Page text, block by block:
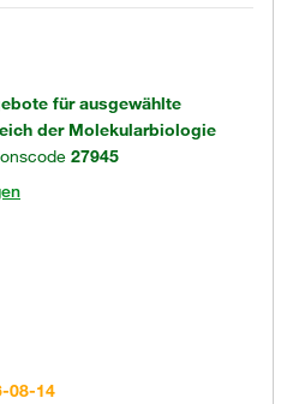
für ausgewählte
der Molekularbiologie
27945
08-14